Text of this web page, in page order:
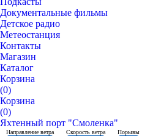
Документальные фильмы
Детское радио
Метеостанция
Контакты
Магазин
Каталог
Корзина
(0)
Корзина
(0)
Яхтенный порт "Смоленка"
Направление ветра Скорость ветра Порывы